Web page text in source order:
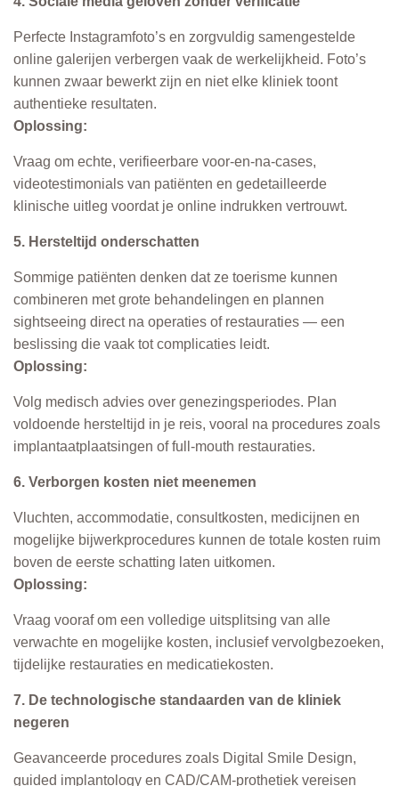
Perfecte Instagramfoto’s en zorgvuldig samengestelde
online galerijen verbergen vaak de werkelijkheid. Foto’s
kunnen zwaar bewerkt zijn en niet elke kliniek toont
authentieke resultaten.
Oplossing:
Vraag om echte, verifieerbare voor-en-na-cases,
videotestimonials van patiënten en gedetailleerde
klinische uitleg voordat je online indrukken vertrouwt.
5. Hersteltijd onderschatten
Sommige patiënten denken dat ze toerisme kunnen
combineren met grote behandelingen en plannen
sightseeing direct na operaties of restauraties — een
beslissing die vaak tot complicaties leidt.
Oplossing:
Volg medisch advies over genezingsperiodes. Plan
voldoende hersteltijd in je reis, vooral na procedures zoals
implantaatplaatsingen of full-mouth restauraties.
6. Verborgen kosten niet meenemen
Vluchten, accommodatie, consultkosten, medicijnen en
mogelijke bijwerkprocedures kunnen de totale kosten ruim
boven de eerste schatting laten uitkomen.
Oplossing:
Vraag vooraf om een volledige uitsplitsing van alle
verwachte en mogelijke kosten, inclusief vervolgbezoeken,
tijdelijke restauraties en medicatiekosten.
7. De technologische standaarden van de kliniek
negeren
Geavanceerde procedures zoals Digital Smile Design,
guided implantology en CAD/CAM-prothetiek vereisen